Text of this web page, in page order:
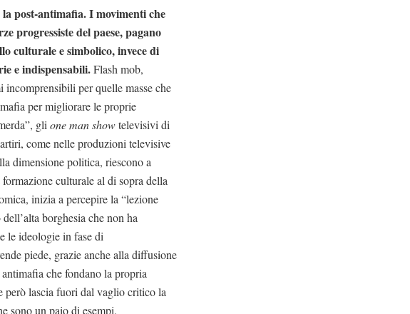
post-antimafia. I movimenti che
progressiste del paese, pagano
culturale e simbolico, invece di
e indispensabili.Flash mob,
per quelle masse che
per migliorare le proprie
glione man showtelevisivi di
come nelle produzioni televisive
dimensione politica, riescono a
culturale al di sopra della
inizia a percepire la “lezione
borghesia che non ha
le ideologie in fase di
piede, grazie anche alla diffusione
che fondano la propria
però lascia fuori dal vaglio critico la
sono un paio di esempi.